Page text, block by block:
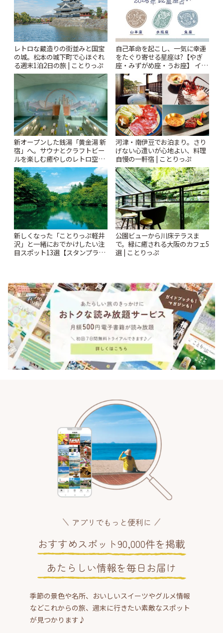
レトロな蔵造りの街並みと国宝
の城。松本の城下町で心ほぐれ
る週末1泊2日の旅 | ことりっぷ
自己革命を起こし、一気に幸運
をたぐり寄せる星座は?【やぎ
座・みずがめ座・うお座】 イヴ
ルルド遙華2026年 夏の運勢
~Summer~ | ことりっぷ
新オープンした銭湯「黄金湯 新
宿」へ。サウナとクラフトビー
ルを楽しむ癒やしのレトロ空間
| ことりっぷ
河津・南伊豆でお泊まり。さり
げない心遣いが心地よい、料理
自慢の一軒宿 | ことりっぷ
新しくなった「ことりっぷ軽井
沢」と一緒におでかけしたい注
目スポット13選【スタンプラリ
公園ビューから川床テラスま
で。緑に癒される大阪のカフェ5
選 | ことりっぷ
アプリでもっと便利に
おすすめスポット90,000件を掲載
あたらしい情報を毎日お届け
季節の景色や名所、おいしいスイーツやグルメ情報
などこれからの旅、週末に行きたい素敵なスポット
が見つかります♪